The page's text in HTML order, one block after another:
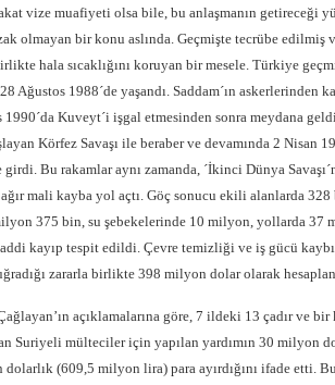
vize muafiyeti olsa bile, bu anlaşmanın getireceği
olmayan bir konu aslında. Geçmişte tecrübe edilmiş
hala sıcaklığını koruyan bir mesele. Türkiye
Ağustos 1988´de yaşandı. Saddam´ın askerlerinden
1990´da Kuveyt´i işgal etmesinden sonra meydana
Körfez Savaşı ile beraber ve devamında 2 Nisan
girdi. Bu rakamlar aynı zamanda, ´İkinci Dünya
mali kayba yol açtı. Göç sonucu ekili alanlarda
375 bin, su şebekelerinde 10 milyon, yollarda
kayıp tespit edildi. Çevre temizliği ve iş gücü
zararla birlikte 398 milyon dolar olarak
açıklamalarına göre, 7 ildeki 13 çadır ve
Suriyeli mülteciler için yapılan yardımın 30 milyon
(609,5 milyon lira) para ayırdığını ifade etti.